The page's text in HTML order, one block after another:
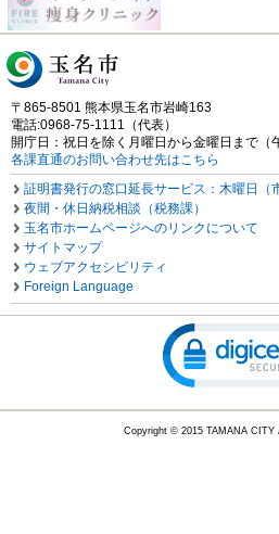
〒865-8501 熊本県玉名市岩崎163
電話:0968-75-1111（代表）
開庁日：祝日を除く月曜日から金曜日まで（
各課直通のお問い合わせ先はこちら
証明書発行の窓口延長サービス：木曜日（
夜間・休日納税相談（税務課）
玉名市ホームページへのリンクについて
サイトマップ
ウェブアクセシビリティ
Foreign Language
Copyright © 2015 TAMANA CITY